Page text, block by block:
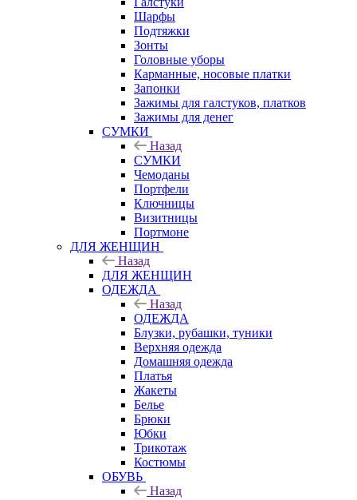
Шарфы
Подтяжки
Зонты
Головные уборы
Карманные, носовые платки
Запонки
Зажимы для галстуков, платков
Зажимы для денег
СУМКИ
Назад
СУМКИ
Чемоданы
Портфели
Ключницы
Визитницы
Портмоне
ДЛЯ ЖЕНЩИН
Назад
ДЛЯ ЖЕНЩИН
ОДЕЖДА
Назад
ОДЕЖДА
Блузки, рубашки, туники
Верхняя одежда
Домашняя одежда
Платья
Жакеты
Белье
Брюки
Юбки
Трикотаж
Костюмы
ОБУВЬ
Назад